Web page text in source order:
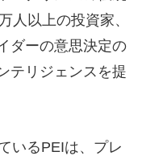
人以上の投資家、
ダーの意思決定の
テリジェンスを提
いるPEIは、プレ